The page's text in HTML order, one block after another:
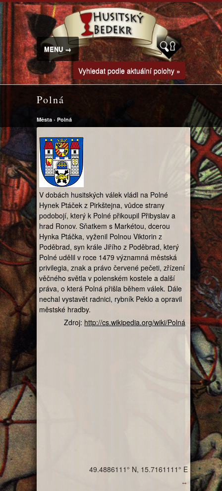
MENU →
Vyhledat podle aktuální polohy »
Polná
Města › Polná
V dobách husitských válek vládl na Polné
Hynek Ptáček z Pirkštejna, vůdce strany
podobojí, který k Polné přikoupil Přibyslav a
hrad Ronov. Sňatkem s Markétou, dcerou
Hynka Ptáčka, vyženil Polnou Viktorin z
Poděbrad, syn krále Jiřího z Poděbrad, který
Polné udělil v roce 1479 významná městská
privilegia, znak a právo červené pečeti, zřízení
věčného světla v polenském kostele a další
práva, o která Polná přišla během válek. Dále
nechal vystavět radnici, rybník Peklo a opravil
městské hradby.
Zdroj: http://cs.wikipedia.org/wiki/Polná
↔
49.4886111° N, 15.7161111° E